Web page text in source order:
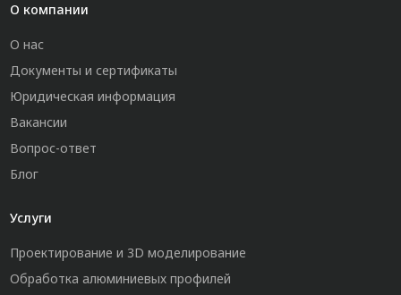
О компании
О нас
Документы и сертификаты
Юридическая информация
Вакансии
Вопрос-ответ
Блог
Услуги
Проектирование и 3D моделирование
Обработка алюминиевых профилей